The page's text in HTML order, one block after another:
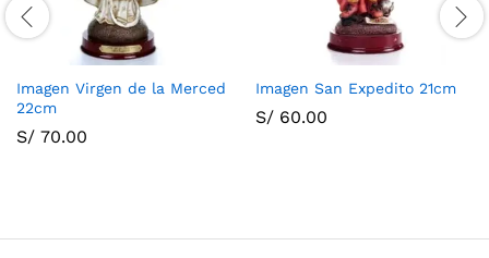
Imagen Virgen de la Merced
22cm
S/ 70.00
Imagen San Expedito 21cm
S/ 60.00